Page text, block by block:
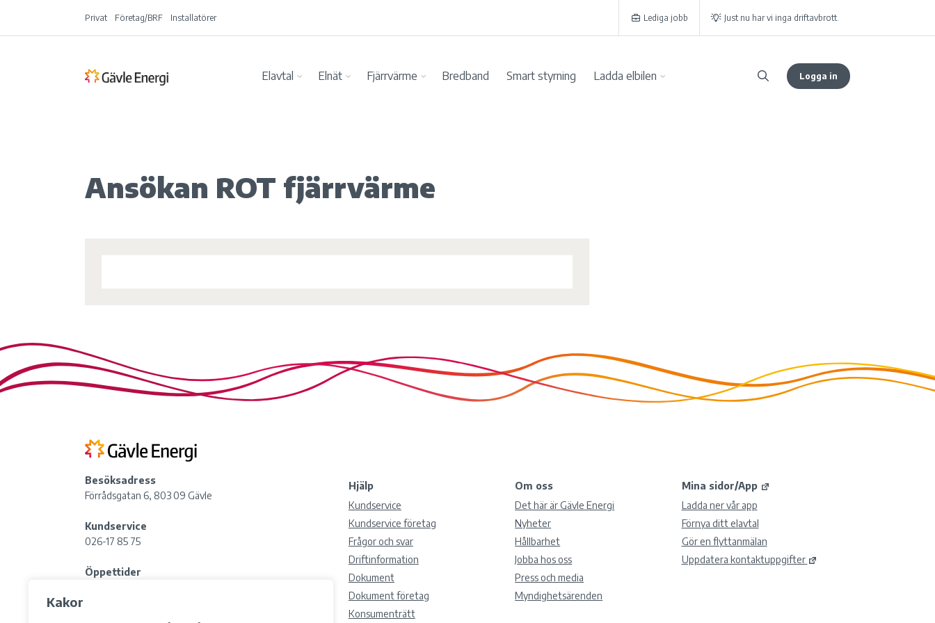
Kakor
Privat Företag/BRF Installatörer Lediga jobb Just nu har vi inga driftavbrott.
Elavtal Elnät Fjärrvärme Bredband Smart styrning Ladda elbilen Logga in
Ansökan ROT fjärrvärme
Besöksadress
Förrådsgatan 6, 803 09 Gävle
Kundservice
026-17 85 75
Öppettider
Hjälp
Kundservice
Kundservice företag
Frågor och svar
Driftinformation
Dokument
Dokument företag
Konsumenträtt
Om oss
Det här är Gävle Energi
Nyheter
Hållbarhet
Jobba hos oss
Press och media
Myndighetsärenden
Mina sidor/App
Ladda ner vår app
Förnya ditt elavtal
Gör en flyttanmälan
Uppdatera kontaktuppgifter